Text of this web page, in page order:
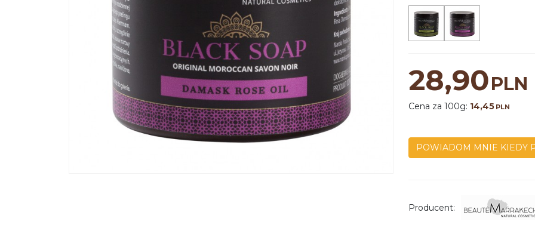
28,90PLN
Cena za 100g: 14,45 PLN
POWIADOM MNIE KIEDY
Producent: